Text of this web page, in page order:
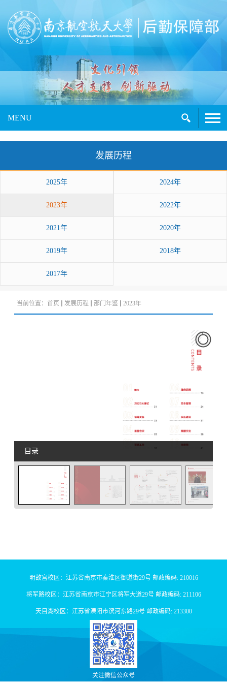
MENU
发展历程
2025年 2024年
2023年 2022年
2021年 2020年
2019年 2018年
2017年
当前位置： 首页 发展历程 部门年鉴 2023年
目录
明故宫校区：江苏省南京市秦淮区御道街29号 邮政编码: 210016
将军路校区：江苏省南京市江宁区将军大道29号 邮政编码: 211106
天目湖校区：江苏省溧阳市滨河东路29号 邮政编码: 213300
关注微信公众号